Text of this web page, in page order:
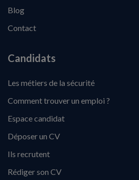
Blog
Contact
Candidats
Les métiers de la sécurité
Comment trouver un emploi ?
Espace candidat
Déposer un CV
Ils recrutent
Rédiger son CV